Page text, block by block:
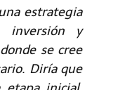
estrategia
inversión y
se cree
Diría que